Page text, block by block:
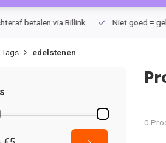
betalen via Billink Niet goed = geld
Tags edelstenen
0